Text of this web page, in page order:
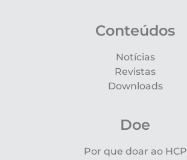
Conteúdos
Notícias
Revistas
Downloads
Doe
Por que doar ao HCP